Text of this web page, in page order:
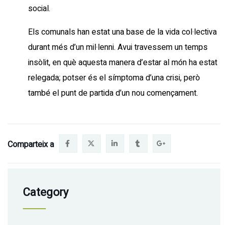
social.
Els comunals han estat una base de la vida col·lectiva
durant més d’un mil·lenni. Avui travessem un temps
insòlit, en què aquesta manera d’estar al món ha estat
relegada; potser és el símptoma d’una crisi, però
també el punt de partida d’un nou començament.
Comparteix a
Category